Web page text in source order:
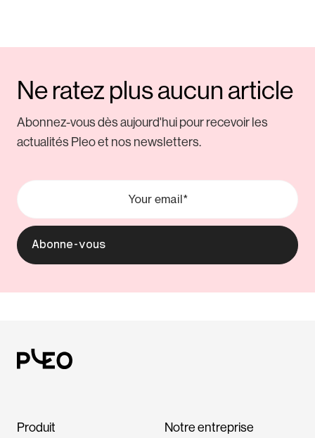
Ne ratez plus aucun article
Abonnez-vous dès aujourd'hui pour recevoir les
actualités Pleo et nos newsletters.
Produit Notre entreprise